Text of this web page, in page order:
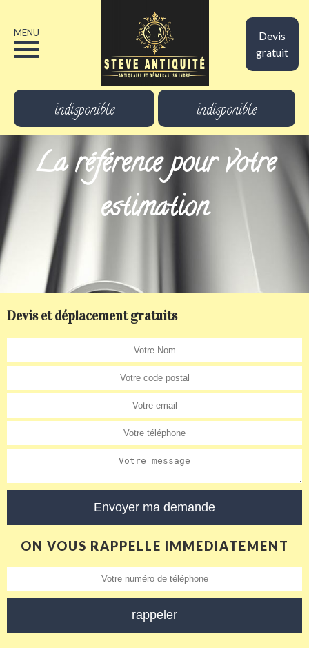
Devis
gratuit
MENU
indisponible indisponible
La référence pour votre
estimation
Devis et déplacement gratuits
ON VOUS RAPPELLE IMMEDIATEMENT